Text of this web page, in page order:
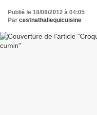
Publié le 18/08/2012 à 04:05
Par cestnathaliequicuisine